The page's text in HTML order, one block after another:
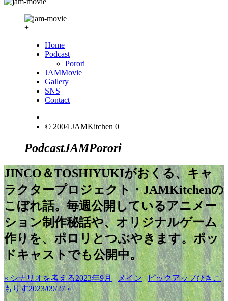
+
Home
Podcast
Porori
JAMMovie
Gallery
SNS
Contact
© 2004 JAMKitchen 0
PodcastJAMPorori
JINCO＆TOSHIYUKIがおくる、キャ
ラクタープロジェクト・JAMKitchenの
こぼれ話。毎週公開しているアニメー
ション制作秘話や、オリジナルゲーム
作りを、ポロリとつぶやきます。ポッ
ドキャストでも公開中。
« シナリオを考える2023年9月|メイン|ピックアップひきこ
もりす2023/09/27 »